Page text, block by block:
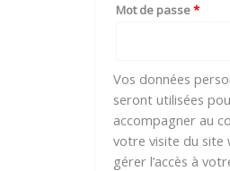
Mot de passe*
Vos données
seront utilisées
accompagner au
votre visite du site
gérer l’accès à